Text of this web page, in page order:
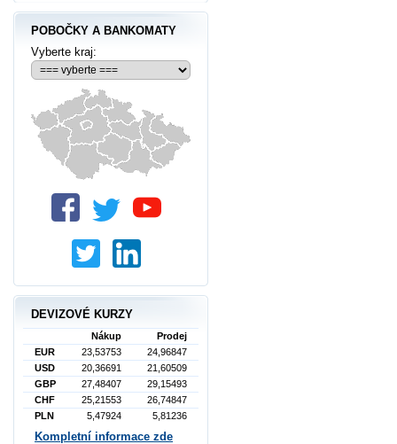
POBOČKY A BANKOMATY
Vyberte kraj:
DEVIZOVÉ KURZY
Nákup
Prodej
EUR
23,53753
24,96847
USD
20,36691
21,60509
GBP
27,48407
29,15493
CHF
25,21553
26,74847
PLN
5,47924 5,81236
Kompletní informace zde